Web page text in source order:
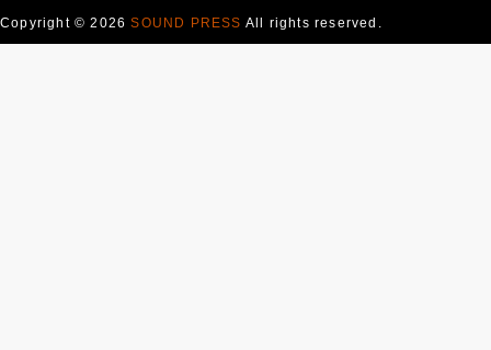
Copyright © 2026SOUND PRESS All rights reserved.